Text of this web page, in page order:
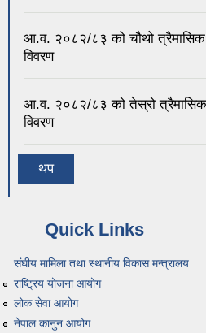
आ.व. २०८२/८३ को चौथो त्रैमासिक
विवरण
आ.व. २०८२/८३ को तेस्रो त्रैमासिक
विवरण
थप
Quick Links
संघीय मामिला तथा स्थानीय विकास मन्त्रालय
राष्ट्रिय योजना आयोग
लोक सेवा आयोग
नेपाल कानुन आयोग